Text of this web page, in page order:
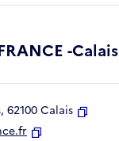
-Calais
62100 Calais